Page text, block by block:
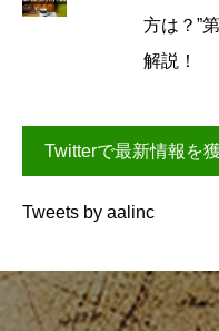
方は？”
解説！
Twitterで最新情報を
Tweets by aalinc